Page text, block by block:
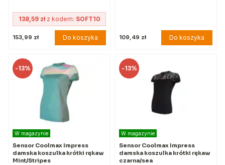
138,59 złz kodem: SOFT10
153,99 zł Do koszyka 109,49 zł Do koszyka
-13%
W magazynie
Sensor Coolmax Impress
damska koszulka krótki rękaw
Mint/Stripes
-13%
W magazynie
Sensor Coolmax Impress
damska koszulka krótki rękaw
czarna/sea